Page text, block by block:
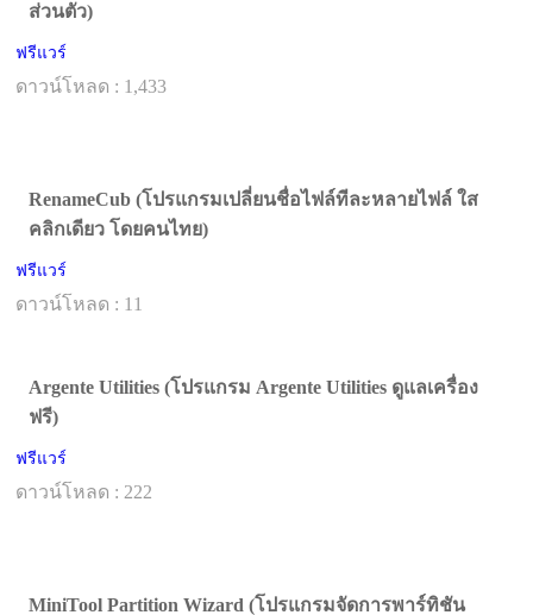
ส่วนตัว)
ฟรีแวร์
ดาวน์โหลด : 1,433
RenameCub (โปรแกรมเปลี่ยนชื่อไฟล์ทีละหลายไฟล์ ใส
คลิกเดียว โดยคนไทย)
ฟรีแวร์
ดาวน์โหลด : 11
Argente Utilities (โปรแกรม Argente Utilities ดูแลเครื่อง
ฟรี)
ฟรีแวร์
ดาวน์โหลด : 222
MiniTool Partition Wizard (โปรแกรมจัดการพาร์ทิชัน